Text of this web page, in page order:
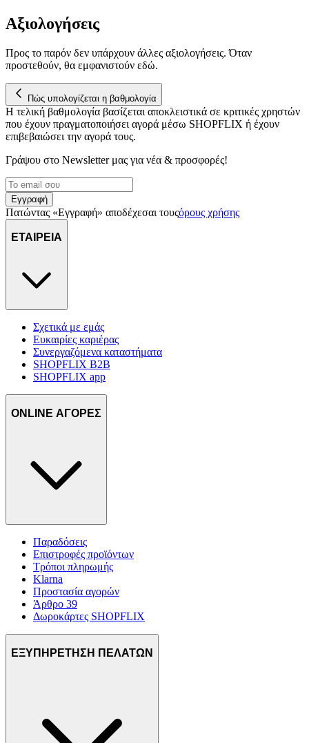
διεύθυνση IP σας, χρησιμοποιώντας τεχνολογία όπως cookies
για να αποθηκεύουμε και να έχουμε πρόσβαση σε πληροφορίες
στη συσκευή σας, με σκοπό την προβολή εξατομικευμένων
διαφημίσεων και περιεχομένου, τις μετρήσεις σχετικά με
μας και την ανάπτυξη προϊόντων. Επίσης, κοινοποιούμε
πληροφορίες σχετικά με την από μέρους σας χρήση της
τοποθεσίας μας στους συνεργάτες μέσων κοινωνικής
δικτύωσης, διαφημίσεων και ανάλυσης.
Αξιολογήσεις
Προς το παρόν δεν υπάρχουν άλλες αξιολογήσεις. Όταν
προστεθούν, θα εμφανιστούν εδώ.
Πώς υπολογίζεται η βαθμολογία
Η τελική βαθμολογία βασίζεται αποκλειστικά σε κριτικές χρηστών
που έχουν πραγματοποιήσει αγορά μέσω SHOPFLIX ή έχουν
επιβεβαιώσει την αγορά τους.
Γράψου στο Νewsletter μας για νέα & προσφορές!
Εγγραφή
Πατώντας «Εγγραφή» αποδέχεσαι τουςόρους χρήσης
ΕΤΑΙΡΕΙΑ
Σχετικά με εμάς
Ευκαιρίες καριέρας
Συνεργαζόμενα καταστήματα
SHOPFLIX B2B
SHOPFLIX app
ONLINE ΑΓΟΡΕΣ
Παραδόσεις
Επιστροφές προϊόντων
Τρόποι πληρωμής
Klarna
Προστασία αγορών
Άρθρο 39
Δωροκάρτες SHOPFLIX
ΕΞΥΠΗΡΕΤΗΣΗ ΠΕΛΑΤΩΝ